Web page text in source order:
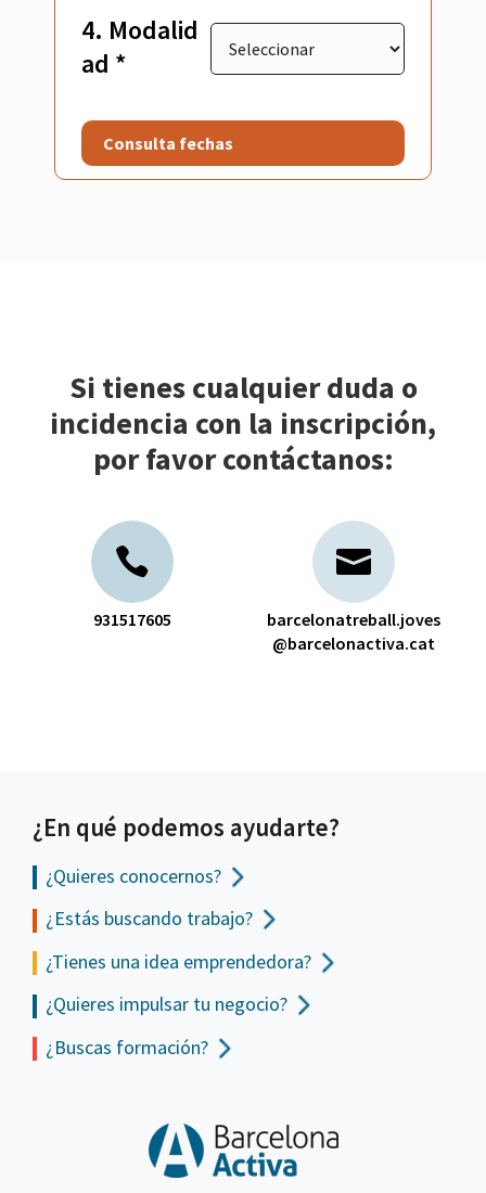
4. Modalid
ad *
Consulta fechas
Si tienes cualquier duda o
incidencia con la inscripción,
por favor contáctanos:
931517605
barcelonatreball.joves
@barcelonactiva.cat
¿En qué podemos ayudarte?
¿Quieres conocernos?
¿Estás buscando trabajo?
¿Tienes una idea emprendedora?
¿Quieres impulsar tu negocio?
¿Buscas formación?